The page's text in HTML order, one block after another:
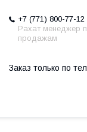
+7 (771) 800-77-12
Рахат менеджер
продажам
Заказ только по